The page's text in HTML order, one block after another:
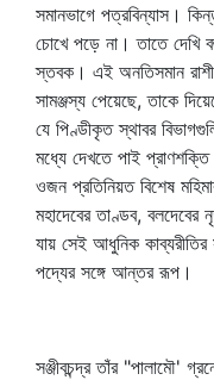
সমানভাগে পত্রবিন্যাস।
চোখে পড়ে না। তাতে দেখি
স্তবক। এই অনতিসমান
সামঞ্জস্য পেয়েছে, তাকে
যে পিণ্ডীকৃত স্থাবর
মধ্যে দেখতে পাই
ওজন প্রতিনিয়ত বিশেষ
মহাদেবের তাণ্ডব,
যায় সেই আধুনিক
পদ্যের সঙ্গে আন্তর রূপ।
সঞ্জীবচন্দ্র তাঁর "পালামৌ'